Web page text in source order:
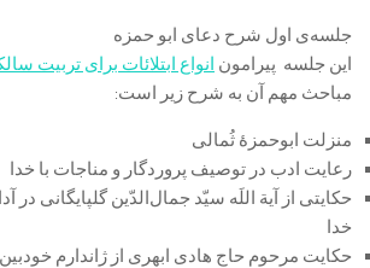
جلسه‌ی اول شرح دعای ابو حمزه
این جلسه پیرامون انواع ابتلائات برای تربیت
مباحث مهم آن به شرح زیر است:
منزلت ابوحمزۀ ثُمالی
رعایت ادب در توصیف پروردگار و مناجات با خدا
حکایتی از آیة اللَه سیّد جمال‌الدّین گلپایگانی در
خدا
حکایت مرحوم حاج هادی ابهری از ژاندارم خودبین